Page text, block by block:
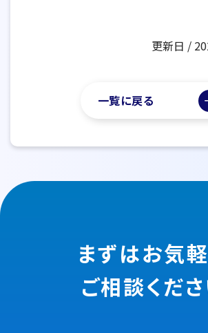
更新日 /
一覧に戻る
まずはお気
ご相談くだ